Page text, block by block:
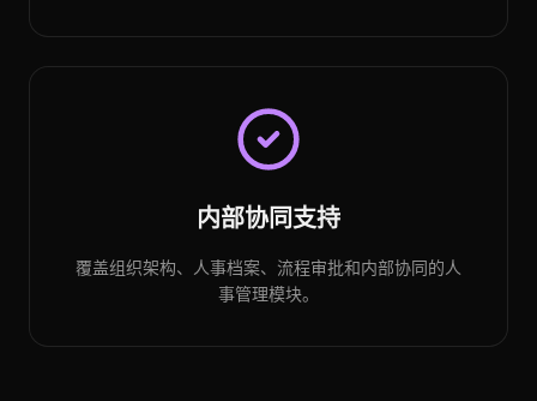
内部协同支持
覆盖组织架构、人事档案、流程审批和内部协同的人
事管理模块。